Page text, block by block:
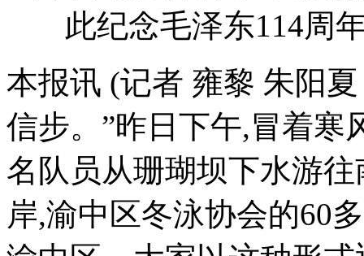
此纪念毛泽东114周
本报讯 (记者 雍黎 朱阳
信步。”昨日下午,冒着寒
名队员从珊瑚坝下水游
岸,渝中区冬泳协会的60